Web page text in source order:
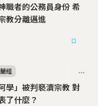
者的公務員身份 希
教分離邁進
」被判褻瀆宗教 對
了什麼？
經